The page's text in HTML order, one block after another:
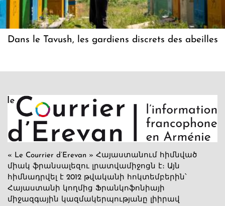
Dans le Tavush, les gardiens discrets des abeilles
« Le Courrier d’Erevan » Հայաստանում հիմնված
միակ ֆրանսալեզու լրատվամիջոցն է։ Այն
հիմնադրվել է 2012 թվականի հոկտեմբերին՝
Հայաստանի կողմից Ֆրանկոֆոնիայի
միջազգային կազմակերպությանը լիիրավ